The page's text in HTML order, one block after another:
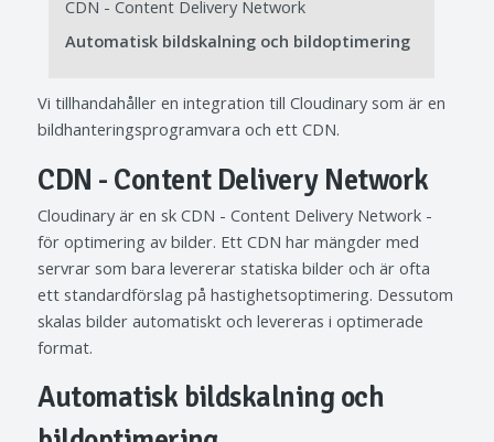
CDN - Content Delivery Network
Automatisk bildskalning och bildoptimering
Vi tillhandahåller en integration till Cloudinary som är en
bildhanteringsprogramvara och ett CDN.
CDN - Content Delivery Network
Cloudinary är en sk CDN - Content Delivery Network -
för optimering av bilder. Ett CDN har mängder med
servrar som bara levererar statiska bilder och är ofta
ett standardförslag på hastighetsoptimering. Dessutom
skalas bilder automatiskt och levereras i optimerade
format.
Automatisk bildskalning och